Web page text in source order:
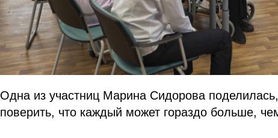
Одна из участниц Марина Сидорова
поверить, что каждый может гораздо больше,